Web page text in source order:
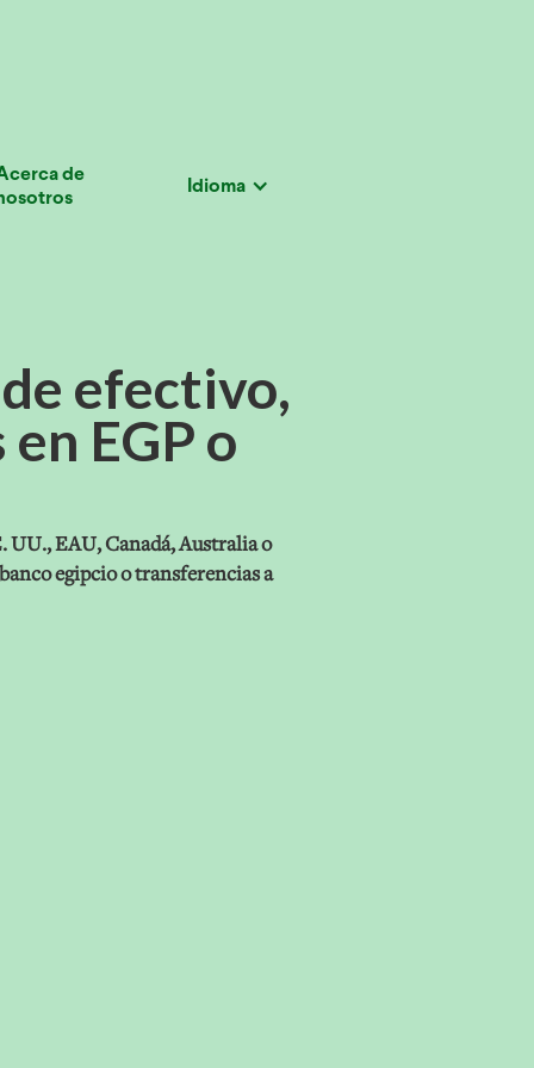
de
Idioma
efectivo,
EGP o
UU., EAU, Canadá, Australia o
egipcio o transferencias a